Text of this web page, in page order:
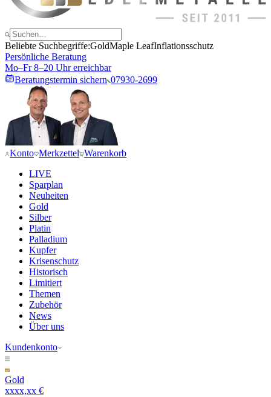
Beliebte Suchbegriffe:GoldMaple LeafInflationsschutz
Persönliche Beratung
Mo–Fr 8–20 Uhr erreichbar
Beratungstermin sichern 07930-2699
Konto Merkzettel Warenkorb
LIVE
Sparplan
Neuheiten
Gold
Silber
Platin
Palladium
Kupfer
Krisenschutz
Historisch
Limitiert
Themen
Zubehör
News
Über uns
Kundenkonto
Gold
xxxx,xx €